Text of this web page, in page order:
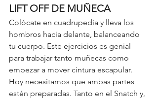
LIFT OFF DE MUÑECA
Colócate en cuadrupedia y lleva los
hombros hacia delante, balanceando
tu cuerpo. Este ejercicios es genial
para trabajar tanto muñecas como
empezar a mover cintura escapular.
Hoy necesitamos que ambas partes
estén preparadas. Tanto en el Snatch y,